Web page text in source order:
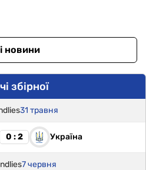
новини
збірної
31 травня
0 : 2 Україна
7 червня